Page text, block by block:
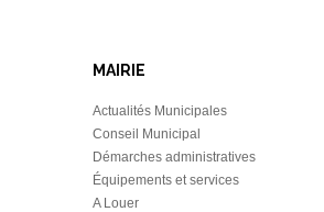
MAIRIE
Actualités Municipales
Conseil Municipal
Démarches administratives
Équipements et services
A Louer